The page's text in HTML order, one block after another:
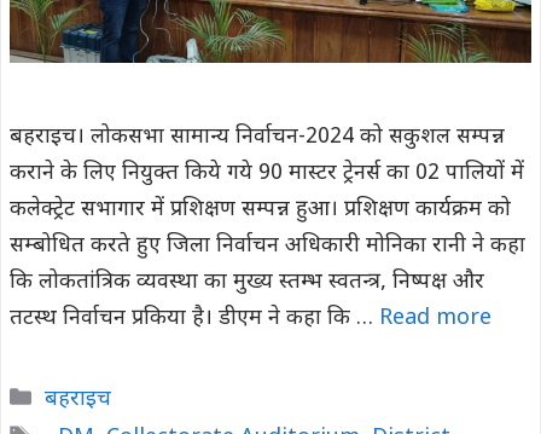
बहराइच। लोकसभा सामान्य निर्वाचन-2024 को सकुशल सम्पन्न
कराने के लिए नियुक्त किये गये 90 मास्टर ट्रेनर्स का 02 पालियों में
कलेक्ट्रेट सभागार में प्रशिक्षण सम्पन्न हुआ। प्रशिक्षण कार्यक्रम को
सम्बोधित करते हुए जिला निर्वाचन अधिकारी मोनिका रानी ने कहा
कि लोकतांत्रिक व्यवस्था का मुख्य स्तम्भ स्वतन्त्र, निष्पक्ष और
तटस्थ निर्वाचन प्रकिया है। डीएम ने कहा कि … Read more
Categories
बहराइच